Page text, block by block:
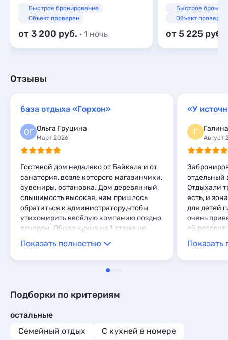
Быстрое бронирование
Объект проверен
от 3 200 · 1 ночь
Быстрое
Объект проверен
от 5 225
Отзывы
база отдыха «Горхон»
ОГ Ольга Груцина
Март 2026
Гостевой дом недалеко от Байкала и от
санатория, возле которого магазинчики,
сувениры, остановка. Дом деревянный,
слышимость высокая, нам пришлось
обратиться к администратору,чтобы
утихомирить весёлую компанию поздно
вечером. Общая кухня на 1 этаже,но
чтобы туда попасть со 2 этажа - нужно
выйти на улицу, что не очень удобно.
Парковка во дворе, магазин в доме и
рядом супермаркет Барис. В номере
водонагревателя.
Показать полностью
«У
Г Галина
Август
отдельный
Отдыхали
есть, и
для детей
очень
ей
Показать
Подборки по критериям
остальные
Семейный отдых
C кухней в номере